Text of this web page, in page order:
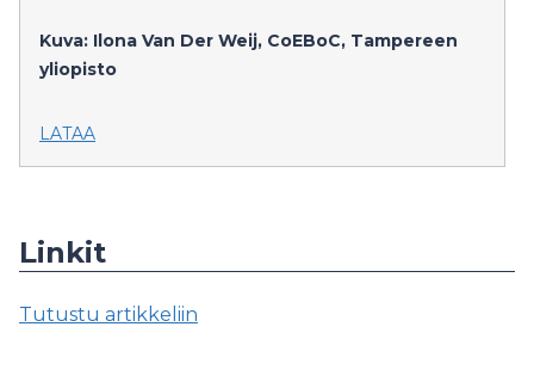
Kuva: Ilona Van Der Weij, CoEBoC, Tampereen
yliopisto
LATAA
Linkit
Tutustu artikkeliin